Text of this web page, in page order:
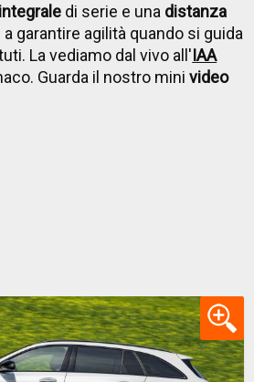
di serie e una distanza
garantire agilità quando si guida
La vediamo dal vivo all'IAA
Guarda il nostro minivideo